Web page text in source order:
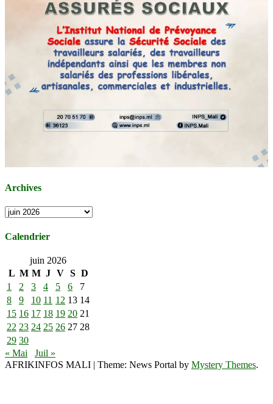
Archives
Archives
Calendrier
juin 2026
L M M J V S D
1
2 3 4 5 6
7
8
9 10 11 12 13 14
15 16 17 18 19 20 21
22 23 24 25 26 27 28
29 30
« Mai
Juil »
AFRIKINFOS MALI | Theme: News Portal by Mystery Themes.